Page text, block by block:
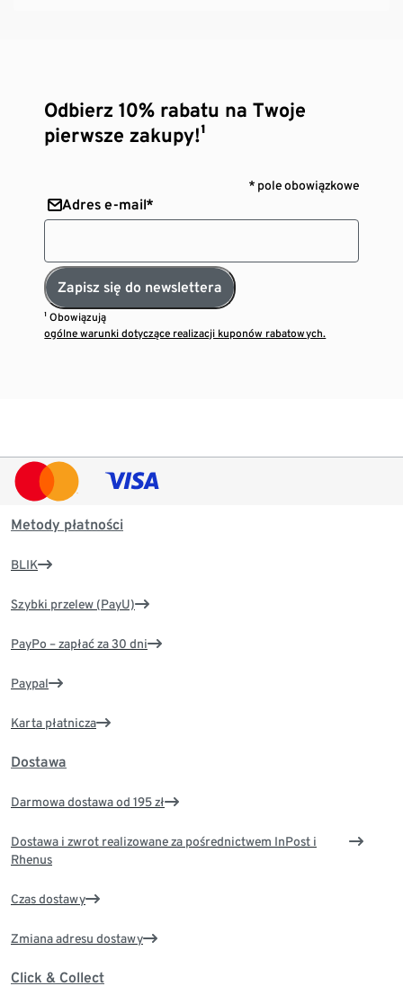
Odbierz 10% rabatu na Twoje
pierwsze zakupy!¹
* pole obowiązkowe
Adres e-mail*
Zapisz się do newslettera
¹ Obowiązują
ogólne warunki dotyczące realizacji kuponów rabatowych.
Metody płatności
BLIK
Szybki przelew (PayU)
PayPo – zapłać za 30 dni
Paypal
Karta płatnicza
Dostawa
Darmowa dostawa od 195 zł
Dostawa i zwrot realizowane za pośrednictwem InPost i
Rhenus
Czas dostawy
Zmiana adresu dostawy
Click & Collect